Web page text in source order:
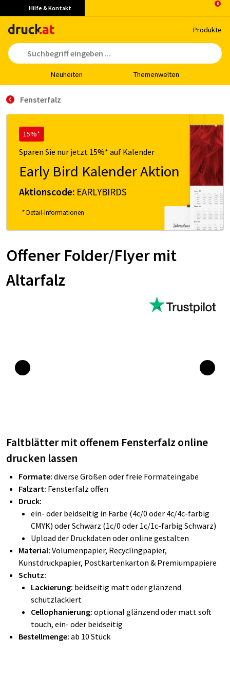
Hilfe & Kontakt
Pro­duk­te
Neu­hei­ten The­men­wel­ten
Fensterfalz
15%*
Sparen Sie nur jetzt 15%* auf Kalender
Early Bird Kalender Aktion
Aktionscode: EARLYBIRDS
* Detail-Informationen
Offener Folder/Flyer mit
Altarfalz
Faltblätter mit offenem Fensterfalz online
drucken lassen
Formate: diverse Größen oder freie Formateingabe
Falzart: Fensterfalz offen
Druck:
ein- oder beidseitig in Farbe (4c/0 oder 4c/4c-farbig
CMYK) oder Schwarz (1c/0 oder 1c/1c-farbig Schwarz)
Upload der Druckdaten oder online gestalten
Material: Volumenpapier, Recyclingpapier,
Kunstdruckpapier, Postkartenkarton & Premiumpapiere
Schutz:
Lackierung: beidseitig matt oder glänzend
schutzlackiert
Cellophanierung: optional glänzend oder matt soft
touch, ein- oder beidseitig
Bestellmenge: ab 10 Stück